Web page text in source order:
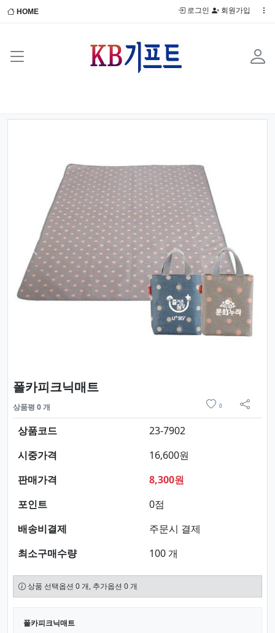
HOME 로그인 회원가입
Previous
폴카피크닉매트요약정보 및 구매
상품평 0 개 0
sns 공
상품코드
23-7902
시중가격
16,600원
판매가격
8,300원
포인트
0점
배송비결제
주문시 결제
최소구매수량
100 개
상품 선택옵션 0 개, 추가옵션 0 개
선택된 옵션
폴카피크닉매트